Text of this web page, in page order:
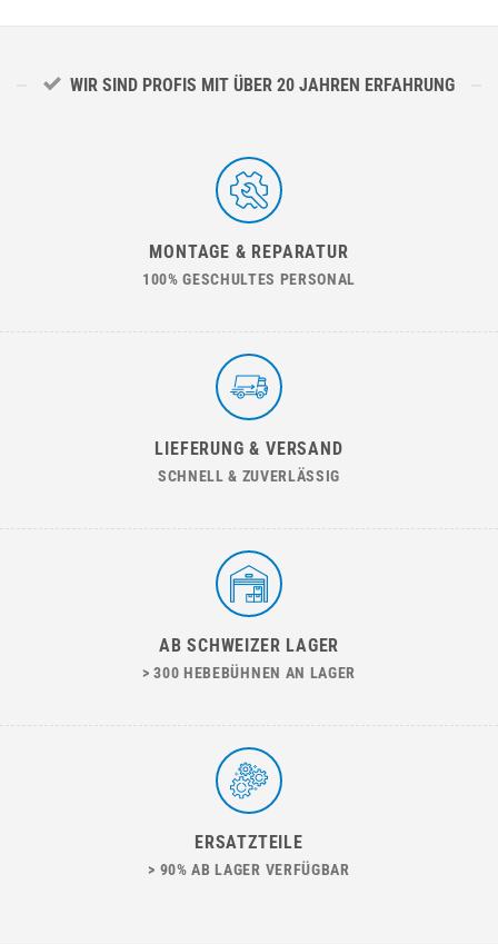
WIR SIND PROFIS MIT ÜBER 20 JAHREN ERFAHRUNG
MONTAGE & REPARATUR
100% GESCHULTES PERSONAL
LIEFERUNG & VERSAND
SCHNELL & ZUVERLÄSSIG
AB SCHWEIZER LAGER
> 300 HEBEBÜHNEN AN LAGER
ERSATZTEILE
> 90% AB LAGER VERFÜGBAR